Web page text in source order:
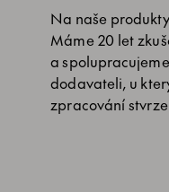
Na naše
Máme 20 let
a
dodavateli, u
zpracování